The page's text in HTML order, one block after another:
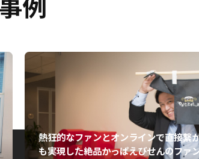
・Commune for Work
熱狂的なファンとオンラインで直接繋
も実現した絶品かっぱえびせんのファ